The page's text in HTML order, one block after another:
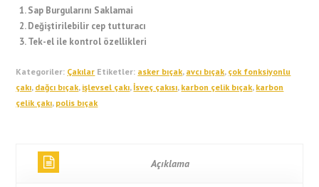
Sap Burgularını Saklamai
Değiştirilebilir cep tutturacı
Tek-el ile kontrol özellikleri
Kategoriler: Çakılar Etiketler: asker bıçak, avcı bıçak, çok fonksiyonlu
çakı, dağcı bıçak, işlevsel çakı,İsveç çakısı, karbon çelik bıçak, karbon
çelik çakı, polis bıçak
Açıklama